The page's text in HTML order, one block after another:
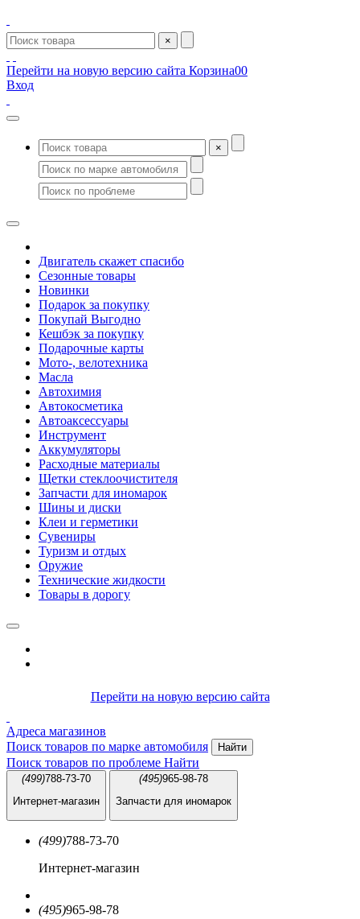
×
Перейти на новую версию сайта Корзина00
Вход
×
Двигатель скажет спасибо
Сезонные товары
Новинки
Подарок за покупку
Покупай Выгодно
Кешбэк за покупку
Подарочные карты
Мото-, велотехника
Масла
Автохимия
Автокосметика
Автоаксессуары
Инструмент
Аккумуляторы
Расходные материалы
Щетки стеклоочистителя
Запчасти для иномарок
Шины и диски
Клеи и герметики
Сувениры
Туризм и отдых
Оружие
Технические жидкости
Товары в дорогу
Перейти на новую версию сайта
Адреса магазинов
Поиск товаров по марке автомобиля
Найти
Поиск товаров по проблеме Найти
(499)788-73-70
Интернет-магазин
(495)965-98-78
Запчасти для иномарок
(499)788-73-70
Интернет-магазин
(495)965-98-78